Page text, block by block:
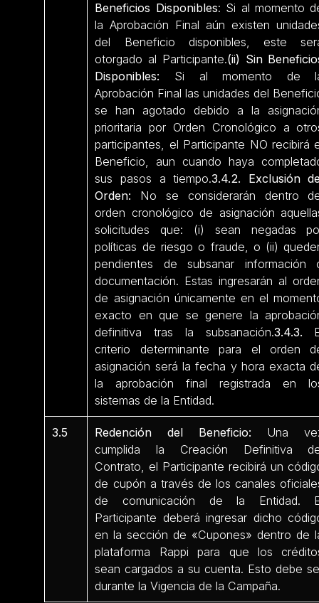
Beneficios Disponibles: Si al momento
la Aprobación Final aún existen
del Beneficio disponibles, este
otorgado al Participante.(ii) Sin
Disponibles: Si al momento de
Aprobación Final las unidades del
se han agotado debido a la
prioritaria por Orden Cronológico a
participantes, el Participante NO recibirá
Beneficio, aun cuando haya
sus pasos a tiempo.3.4.2. Exclusión
Orden: No se considerarán dentro
orden cronológico de asignación
solicitudes que: (i) sean negadas
políticas de riesgo o fraude, o (ii)
pendientes de subsanar información
documentación. Estas ingresarán al
de asignación únicamente en el
exacto en que se genere la
definitiva tras la subsanación.3.4.3.
criterio determinante para el orden
asignación será la fecha y hora exacta
la aprobación final registrada en
sistemas de la Entidad.
3.5 Redención del Beneficio: Una
cumplida la Creación Definitiva
Contrato, el Participante recibirá un
de cupón a través de los canales
de comunicación de la Entidad.
Participante deberá ingresar dicho
en la sección de «Cupones» dentro de
plataforma Rappi para que los
sean cargados a su cuenta. Esto debe
durante la Vigencia de la Campaña.